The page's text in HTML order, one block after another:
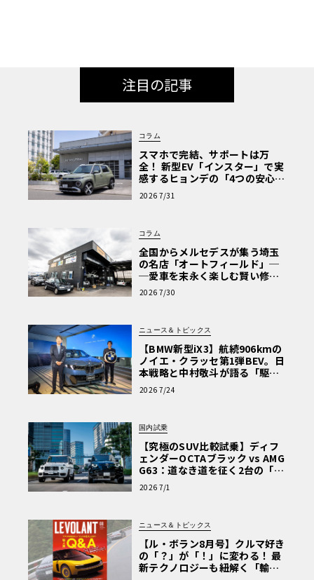
注目の記事
コラム
スマホで完結、サポートは万
全！ 新型EV「インスター」で実
感するヒョンデの「4つの安心」
【第1回・ヒョンデ6つの疑問：
Why? Hyundai?】〈PR〉
2026 7/31
コラム
全国からメルセデスが集う埼玉
の名店「オートフィールド」─
─愛車を末永く楽しむ賢い修理
術と、プロがフックス製オイル
を選ぶ理由〈PR〉
2026 7/30
ニュース＆トピックス
【BMW新型iX3】航続906kmの
ノイエ・クラッセ第1弾BEV。日
本戦略と中村敬斗が語る「駆け
ぬける歓び」
2026 7/24
国内試乗
【究極のSUV比較試乗】ディフ
ェンダーOCTAブラック vs AMG
G63：道なき道を征く2台の「対
極的アプローチ」
2026 7/1
ニュース＆トピックス
【ル・ボラン8月号】クルマ好き
の「？」が「！」に変わる！ 最
新テクノロジーも紐解く「輸入